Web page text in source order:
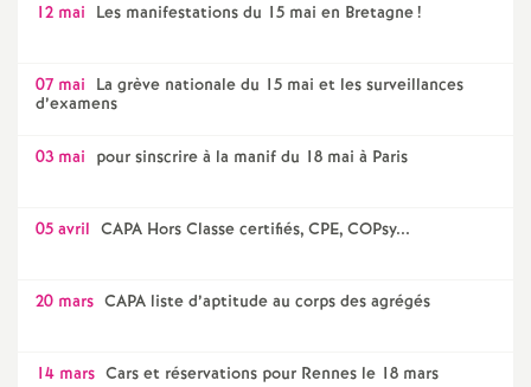
12 mai Les manifestations du 15 mai en Bretagne!
07 mai La grève nationale du 15 mai et les surveillances
d’examens
03 mai pour sinscrire à la manif du 18 mai à Paris
05 avril CAPA Hors Classe certifiés, CPE, COPsy...
20 mars CAPA liste d’aptitude au corps des agrégés
14 mars Cars et réservations pour Rennes le 18 mars